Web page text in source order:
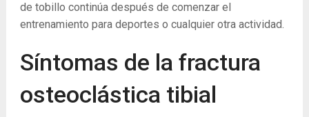
de tobillo continúa después de comenzar el
entrenamiento para deportes o cualquier otra actividad.
Síntomas de la fractura
osteoclástica tibial